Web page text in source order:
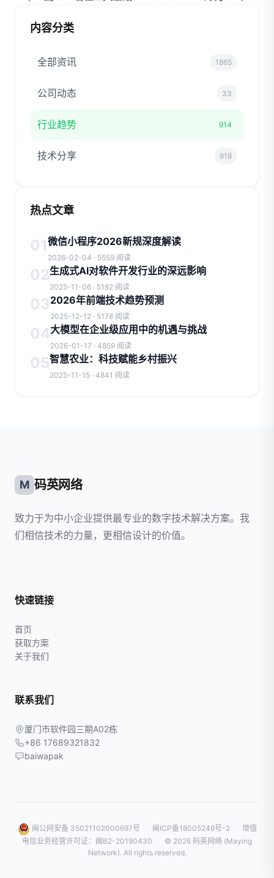
内容分类
全部资讯 1865
公司动态 33
行业趋势 914
技术分享 918
热点文章
01微信小程序2026新规深度解读
2026-02-04 · 5559 阅读
02生成式AI对软件开发行业的深远影响
2025-11-06 · 5182 阅读
032026年前端技术趋势预测
2025-12-12 · 5178 阅读
04大模型在企业级应用中的机遇与挑战
2026-01-17 · 4859 阅读
05智慧农业：科技赋能乡村振兴
2025-11-15 · 4841 阅读
M 码英网络
致力于为中小企业提供最专业的数字技术解决方案。我
们相信技术的力量，更相信设计的价值。
快速链接
首页
获取方案
关于我们
联系我们
厦门市软件园三期A02栋
+86 17689321832
baiwapak
闽公网安备 35021102000697号 闽ICP备18005246号-2
增值
电信业务经营许可证：闽B2-20190430
© 2026 码英网络 (Maying
Network). All rights reserved.